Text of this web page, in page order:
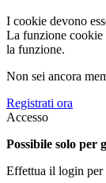
I cookie devono
La funzione cookie
la funzione.
Non sei ancora
Registrati ora
Accesso
Possibile solo per
Effettua il login per